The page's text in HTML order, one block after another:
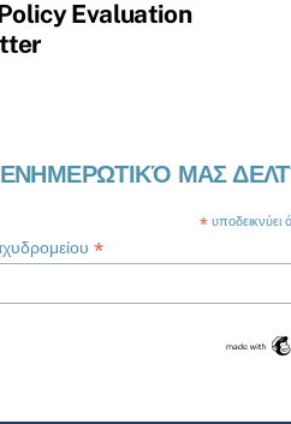
Evaluation
ΜΑΣ
* υποδεικνύει
*
Swedish